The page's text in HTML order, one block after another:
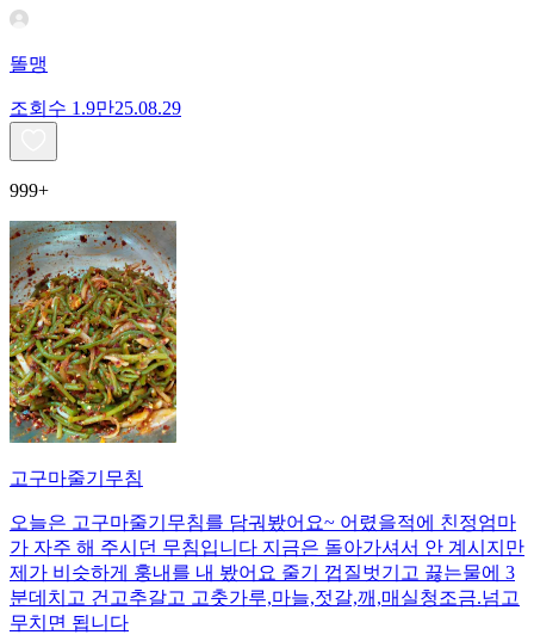
똘맹
조회수 1.9만25.08.29
999+
고구마줄기무침
오늘은 고구마줄기무침를 담궈봤어요~ 어렸을적에 친정엄마
가 자주 해 주시던 무침입니다 지금은 돌아가셔서 안 계시지만
제가 비슷하게 훙내를 내 봤어요 줄기 껍질벗기고 끓는물에 3
분데치고 건고추갈고 고춧가루,마늘,젓갈,깨,매실청조금.넘고
무치면 됩니다